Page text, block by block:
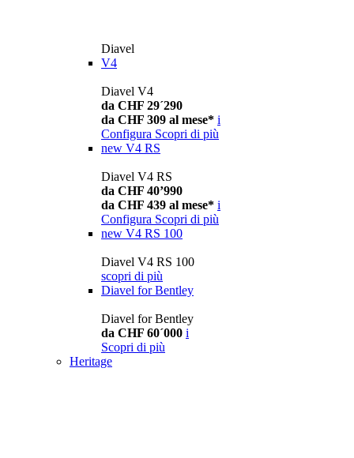
Diavel
V4
Diavel V4
da CHF 29´290
da CHF 309 al mese* i
Configura Scopri di più
new V4 RS
Diavel V4 RS
da CHF 40’990
da CHF 439 al mese* i
Configura Scopri di più
new V4 RS 100
Diavel V4 RS 100
scopri di più
Diavel for Bentley
Diavel for Bentley
da CHF 60´000 i
Scopri di più
Heritage